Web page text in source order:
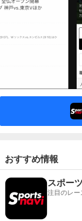
おすすめ情報
スポー
注目のレー